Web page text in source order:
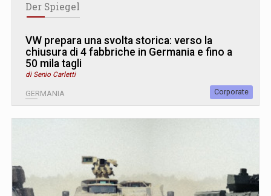
Der Spiegel
VW prepara una svolta storica: verso la
chiusura di 4 fabbriche in Germania e fino a
50 mila tagli
di Senio Carletti
GERMANIA Corporate